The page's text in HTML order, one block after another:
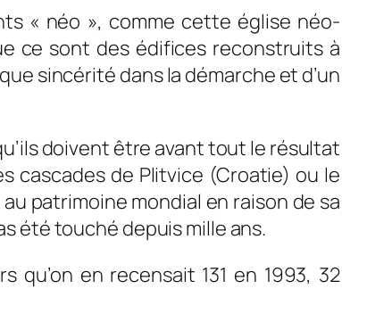
« néo », comme cette église néo-
ce sont des édifices reconstruits à
sincérité dans la démarche et d’un
doivent être avant tout le résultat
cascades de Plitvice (Croatie) ou le
patrimoine mondial en raison de sa
été touché depuis mille ans.
en recensait 131 en 1993, 32